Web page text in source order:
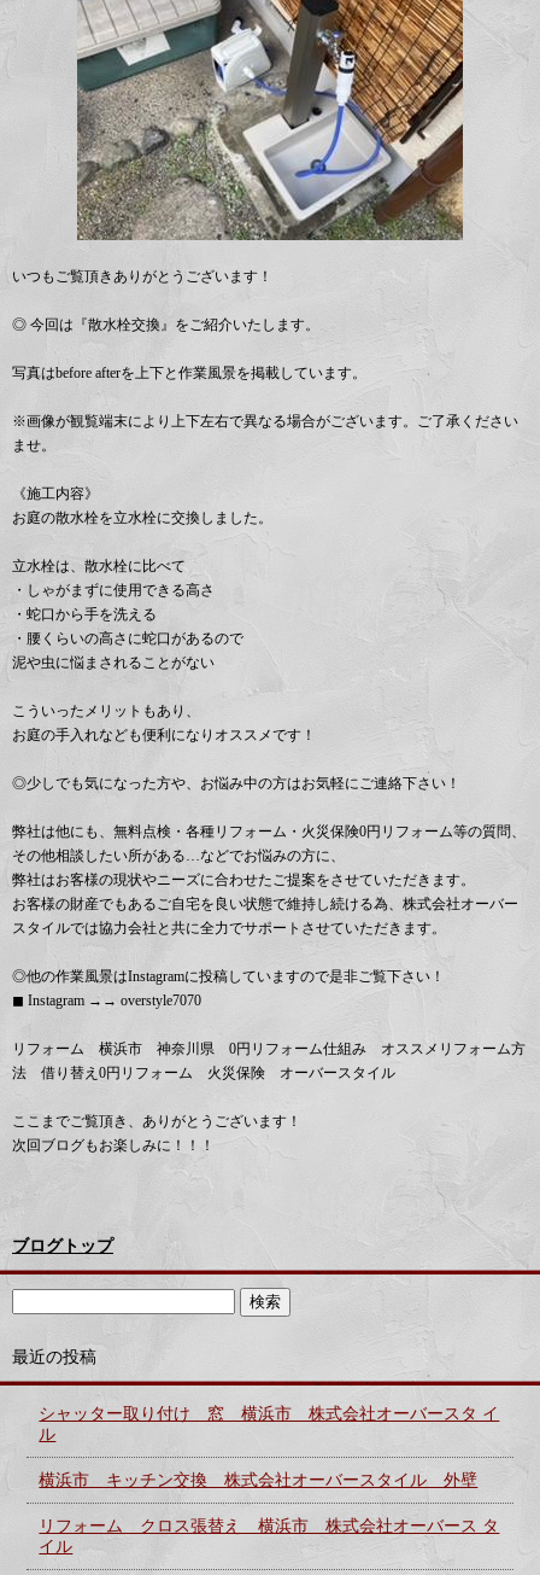
いつもご覧頂きありがとうございます！
◎ 今回は『散水栓交換』をご紹介いたします。
写真はbefore afterを上下と作業風景を掲載しています。
※画像が観覧端末により上下左右で異なる場合がございます。ご了承ください
ませ。
《施工内容》
お庭の散水栓を立水栓に交換しました。
立水栓は、散水栓に比べて
・しゃがまずに使用できる高さ
・蛇口から手を洗える
・腰くらいの高さに蛇口があるので
泥や虫に悩まされることがない
こういったメリットもあり、
お庭の手入れなども便利になりオススメです！
◎少しでも気になった方や、お悩み中の方はお気軽にご連絡下さい！
弊社は他にも、無料点検・各種リフォーム・火災保険0円リフォーム等の質問、
その他相談したい所がある…などでお悩みの方に、
弊社はお客様の現状やニーズに合わせたご提案をさせていただきます。
お客様の財産でもあるご自宅を良い状態で維持し続ける為、株式会社オーバー
スタイルでは協力会社と共に全力でサポートさせていただきます。
◎他の作業風景はInstagramに投稿していますので是非ご覧下さい！
◼︎ Instagram →→ overstyle7070
リフォーム 横浜市 神奈川県 0円リフォーム仕組み オススメリフォーム方
法 借り替え0円リフォーム 火災保険 オーバースタイル
ここまでご覧頂き、ありがとうございます！
次回ブログもお楽しみに！！！
ブログトップ
最近の投稿
シャッター取り付け 窓 横浜市 株式会社オーバースタ イ
ル
横浜市 キッチン交換 株式会社オーバースタイル 外壁
リフォーム クロス張替え 横浜市 株式会社オーバース タ
イル